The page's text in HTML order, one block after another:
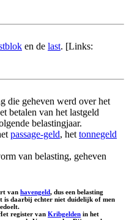
en de last. [Links:
die geheven werd over het
betalen van het lastgeld
belastingjaar.
passage-geld, het tonnegeld
van belasting, geheven
van havengeld, dus een belasting
is daarbij echter niet duidelijk of men
register van Kribgelden in het